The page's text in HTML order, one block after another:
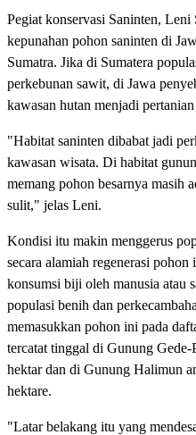
Pegiat konservasi Saninten,
kepunahan pohon saninten di
Sumatra. Jika di Sumatera
perkebunan sawit, di Jawa
kawasan hutan menjadi
"Habitat saninten dibabat jadi
kawasan wisata. Di habitat
memang pohon besarnya masih
sulit," jelas Leni.
Kondisi itu makin menggerus
secara alamiah regenerasi
konsumsi biji oleh manusia atau
populasi benih dan
memasukkan pohon ini pada
tercatat tinggal di Gunung
hektar dan di Gunung Halimun
hektare.
"Latar belakang itu yang